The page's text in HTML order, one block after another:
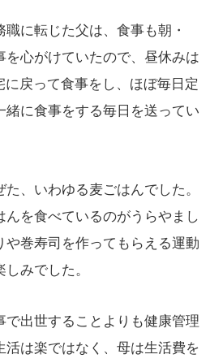
に転じた父は、食事も朝・
心がけていたので、昼休みは
戻って食事をし、ほぼ毎日定
に食事をする毎日を送ってい
、いわゆる麦ごはんでした。
を食べているのがうらやまし
や巻寿司を作ってもらえる運動
みでした。
出世することよりも健康管理
活は楽ではなく、母は生活費を